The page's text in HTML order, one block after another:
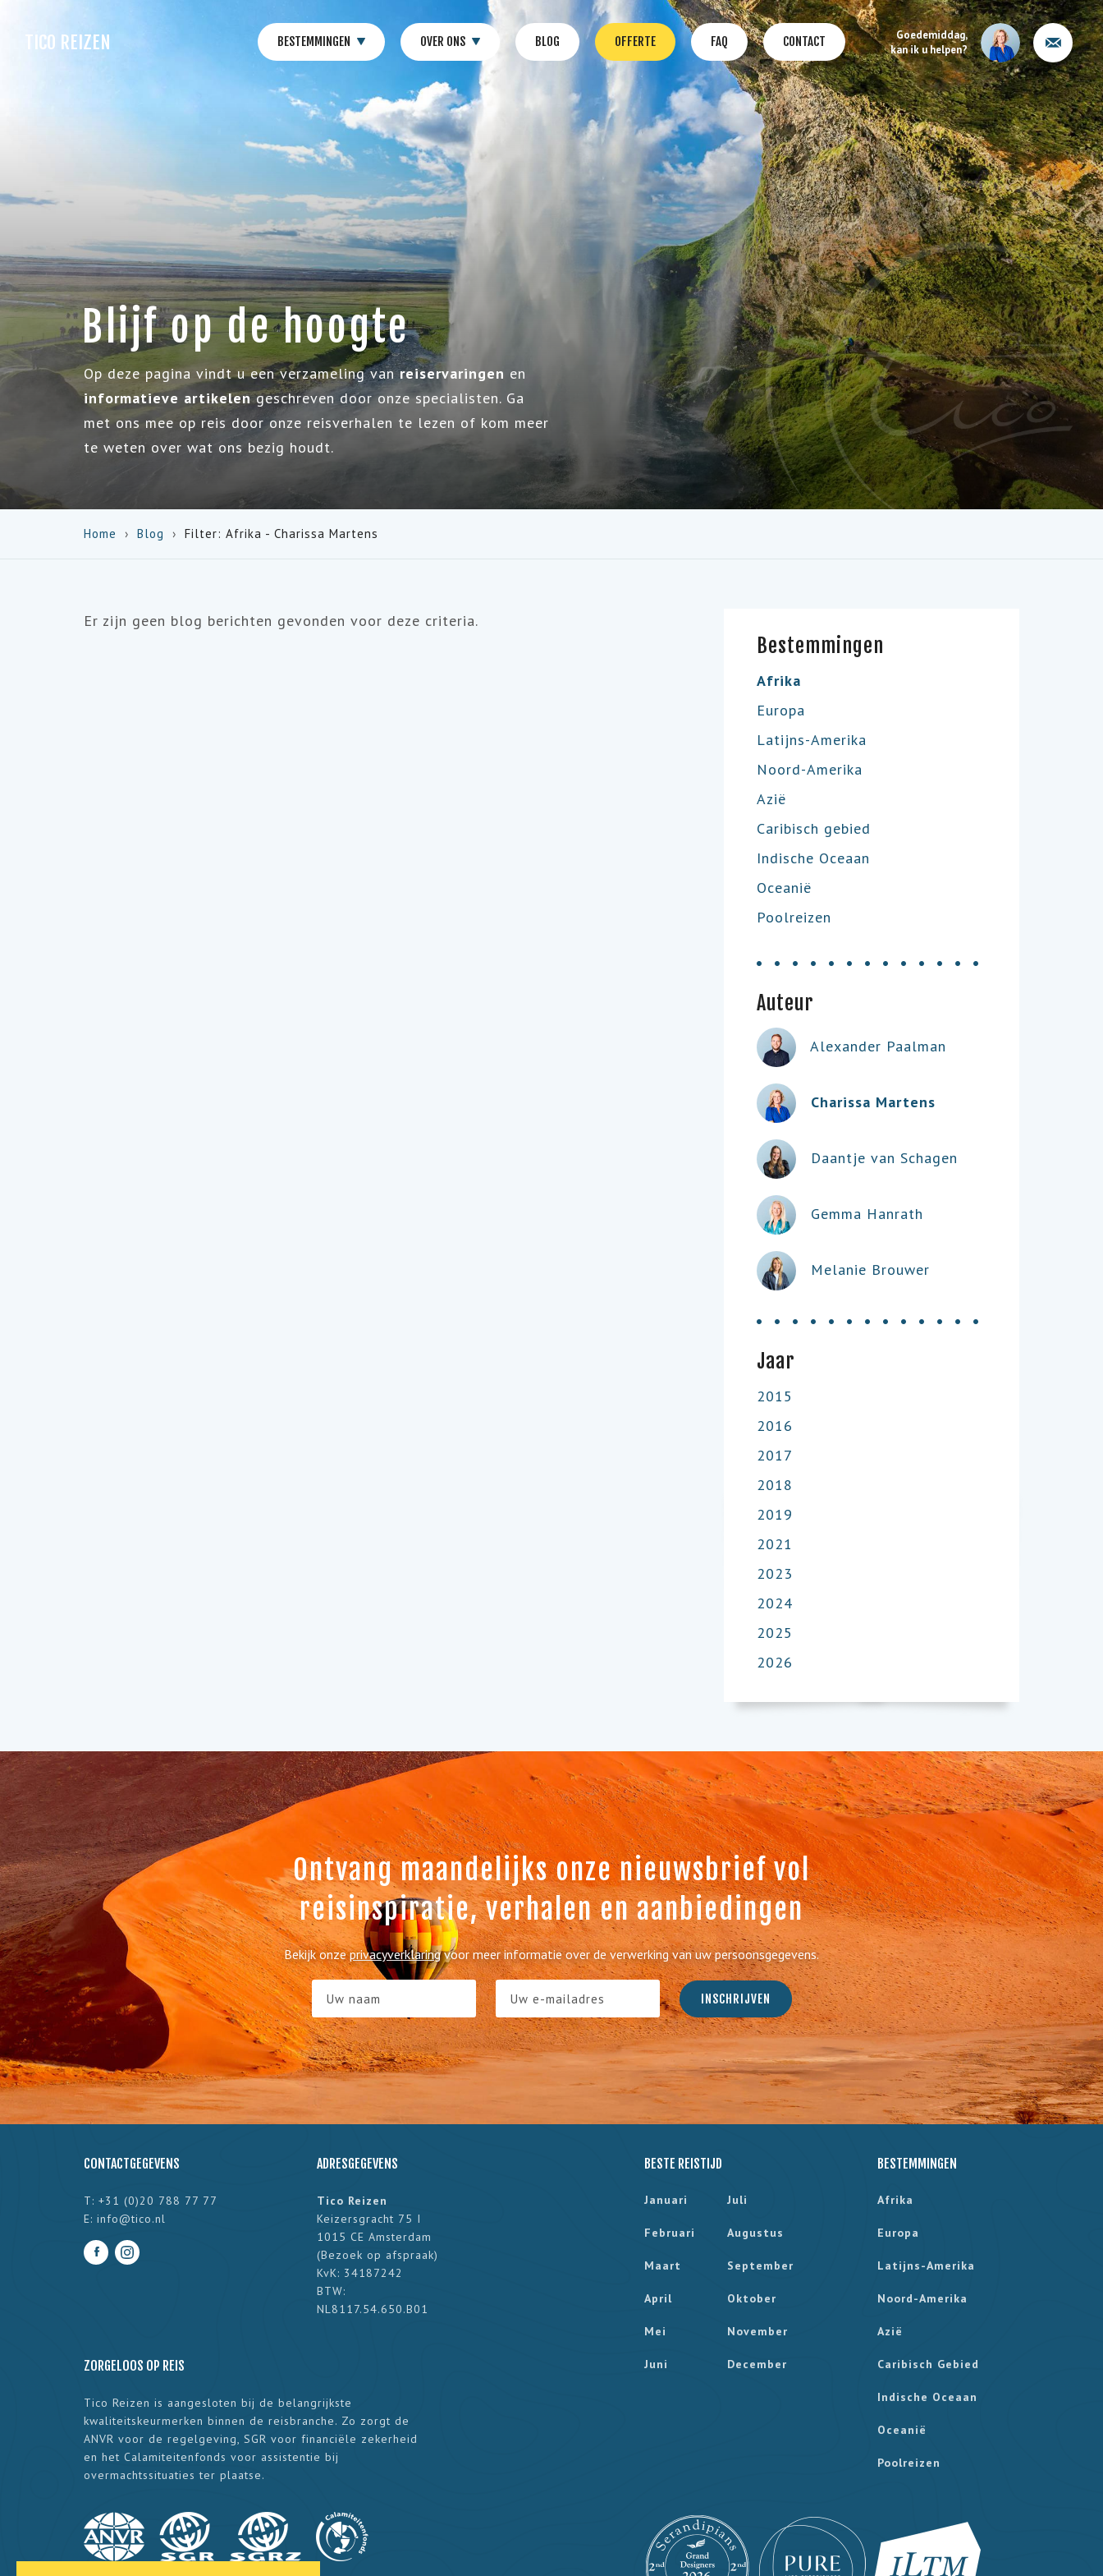
TICO REIZEN BESTEMMINGEN OVER ONS BLOG OFFERTE FAQ CONTACT
Goedemiddag,
kan ik u helpen?
Blijf op de hoogte
Op deze pagina vindt u een verzameling vanreiservaringen en
informatieve artikelengeschreven door onze specialisten. Ga
met ons mee op reis door onze reisverhalen te lezen of kom meer
te weten over wat ons bezig houdt.
Home Blog Filter: Afrika - Charissa Martens
Er zijn geen blog berichten gevonden voor deze criteria.
Bestemmingen
Afrika
Europa
Latijns-Amerika
Noord-Amerika
Azië
Caribisch gebied
Indische Oceaan
Oceanië
Poolreizen
Auteur
Alexander Paalman
Charissa Martens
Daantje van Schagen
Gemma Hanrath
Melanie Brouwer
Jaar
2015
2016
2017
2018
2019
2021
2023
2024
2025
2026
Ontvang maandelijks onze nieuwsbrief vol
reisinspiratie, verhalen en aanbiedingen
Bekijk onzeprivacyverklaringvoor meer informatie over de verwerking van uw persoonsgegevens.
CONTACTGEGEVENS
T: +31 (0)20 788 77 77
E: info@tico.nl
ADRESGEGEVENS
Tico Reizen
Keizersgracht 75 I
1015 CE Amsterdam
(Bezoek op afspraak)
KvK: 34187242
BTW:
NL8117.54.650.B01
ZORGELOOS OP REIS
Tico Reizen is aangesloten bij de belangrijkste
kwaliteitskeurmerken binnen de reisbranche. Zo zorgt de
ANVR voor de regelgeving, SGR voor financiële zekerheid
en het Calamiteitenfonds voor assistentie bij
overmachtssituaties ter plaatse.
BESTE REISTIJD
Januari
Februari
Maart
April
Mei
Juni
Juli
Augustus
September
Oktober
November
December
BESTEMMINGEN
Afrika
Europa
Latijns-Amerika
Noord-Amerika
Azië
Caribisch Gebied
Indische Oceaan
Oceanië
Poolreizen